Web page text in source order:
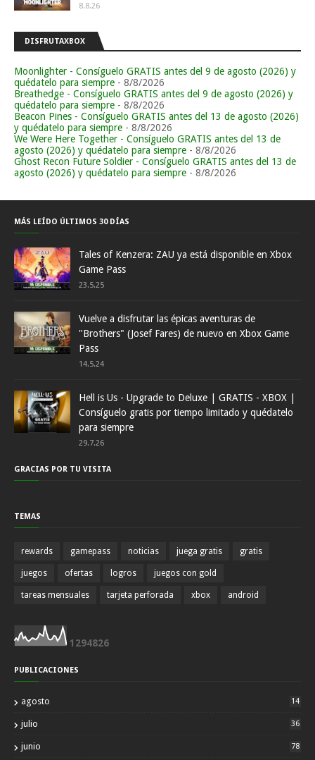
8.8.26
DISFRUTAXBOX
Moonlighter - Consíguelo GRATIS antes del 9 de agosto (2026) y
quédatelo para siempre - 8/8/2026
Breathedge - Consíguelo GRATIS antes del 9 de agosto (2026) y
quédatelo para siempre - 8/8/2026
Beacon Pines - Consíguelo GRATIS antes del 13 de agosto (2026)
y quédatelo para siempre - 8/8/2026
We Were Here Together - Consíguelo GRATIS antes del 13 de
agosto (2026) y quédatelo para siempre - 8/8/2026
Ghost Recon Future Soldier - Consíguelo GRATIS antes del 13 de
agosto (2026) y quédatelo para siempre - 8/8/2026
MÁS LEÍDO ÚLTIMOS 30 DÍAS
Tales of Kenzera: ZAU ya está disponible en Xbox
Game Pass
23.5.25
Vuelve a disfrutar las épicas aventuras de
"Brothers" (Josef Fares) de nuevo en Xbox Game
Pass
14.5.24
Hell is Us - Upgrade to Deluxe | GRATIS - XBOX |
Consíguelo gratis por tiempo limitado y quédatelo
para siempre
29.7.26
GRACIAS POR TU VISITA
TEMAS
rewards gamepass noticias juega gratis gratis
juegos ofertas logros juegos con gold
tareas mensuales tarjeta perforada xbox android
1 294826
PUBLICACIONES
agosto 14
julio 36
junio 78